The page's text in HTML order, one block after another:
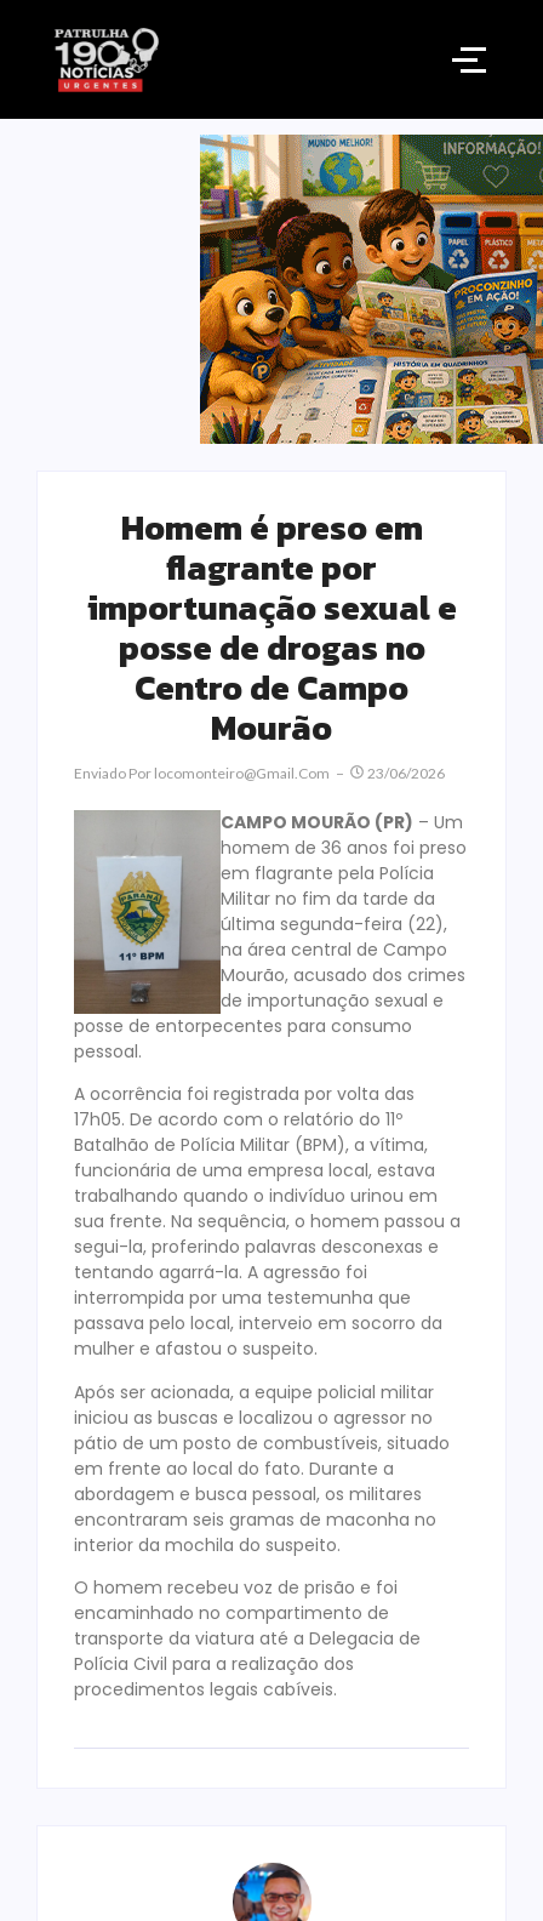
Homem é preso em
flagrante por
importunação sexual e
posse de drogas no
Centro de Campo
Mourão
Enviado Por Locomonteiro@gmail.com 23/06/2026
CAMPO MOURÃO (PR) – Um
homem de 36 anos foi preso
em flagrante pela Polícia
Militar no fim da tarde da
última segunda-feira (22),
na área central de Campo
Mourão, acusado dos crimes
de importunação sexual e
posse de entorpecentes para consumo
pessoal.
A ocorrência foi registrada por volta das
17h05. De acordo com o relatório do 11º
Batalhão de Polícia Militar (BPM), a vítima,
funcionária de uma empresa local, estava
trabalhando quando o indivíduo urinou em
sua frente. Na sequência, o homem passou a
segui-la, proferindo palavras desconexas e
tentando agarrá-la. A agressão foi
interrompida por uma testemunha que
passava pelo local, interveio em socorro da
mulher e afastou o suspeito.
Após ser acionada, a equipe policial militar
iniciou as buscas e localizou o agressor no
pátio de um posto de combustíveis, situado
em frente ao local do fato. Durante a
abordagem e busca pessoal, os militares
encontraram seis gramas de maconha no
interior da mochila do suspeito.
O homem recebeu voz de prisão e foi
encaminhado no compartimento de
transporte da viatura até a Delegacia de
Polícia Civil para a realização dos
procedimentos legais cabíveis.